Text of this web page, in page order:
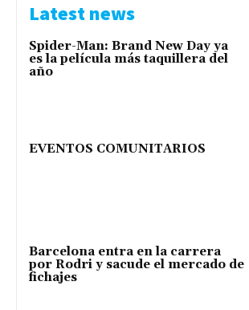
Latest news
Spider-Man: Brand New Day ya
es la película más taquillera del
año
EVENTOS COMUNITARIOS
Barcelona entra en la carrera
por Rodri y sacude el mercado de
fichajes